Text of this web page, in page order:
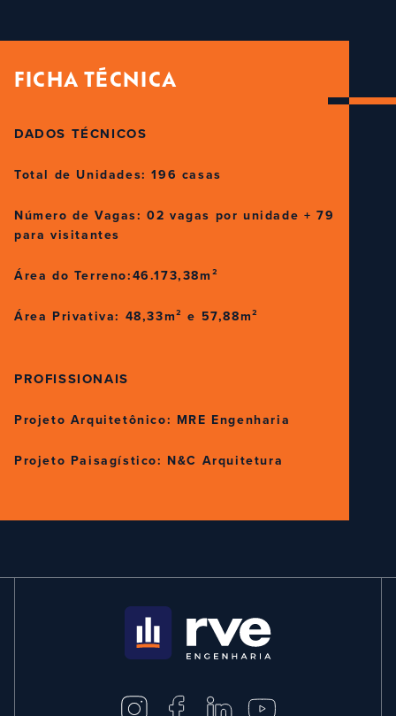
FICHA TÉCNICA
DADOS TÉCNICOS
Total de Unidades: 196 casas
Número de Vagas: 02 vagas por unidade + 79
para visitantes
Área do Terreno:46.173,38m²
Área Privativa: 48,33m² e 57,88m²
PROFISSIONAIS
Projeto Arquitetônico: MRE Engenharia
Projeto Paisagístico: N&C Arquitetura